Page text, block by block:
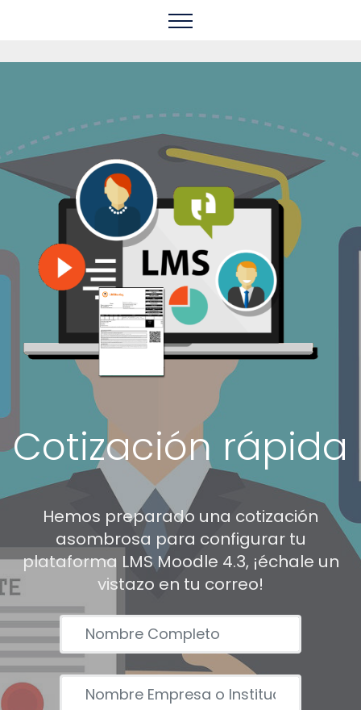
Cotización rápida
Hemos preparado una cotización
asombrosa para configurar tu
plataforma LMS Moodle 4.3, ¡échale un
vistazo en tu correo!